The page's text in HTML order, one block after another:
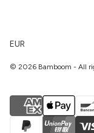
EUR
© 2026 Bamboom - All